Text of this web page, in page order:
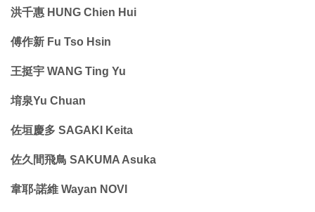
洪千惠 HUNG Chien Hui
傅作新 Fu Tso Hsin
王挺宇 WANG Ting Yu
堉泉Yu Chuan
佐垣慶多 SAGAKI Keita
佐久間飛鳥 SAKUMA Asuka
韋耶‧諾維 Wayan NOVI